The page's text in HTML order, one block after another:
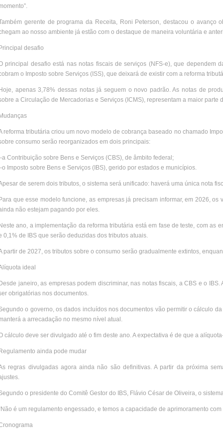
gerente de programa da Receita, Roni Peterson, destacou o avanço
ao nosso ambiente já estão com o destaque de maneira voluntária e
desafio
principal desafio está nas notas fiscais de serviços (NFS-e), que dependem
o Imposto sobre Serviços (ISS), que deixará de existir com a reforma
apenas 3,78% dessas notas já seguem o novo padrão. As notas de
a Circulação de Mercadorias e Serviços (ICMS), representam a maior parte
reforma tributária criou um novo modelo de cobrança baseado no chamado
consumo serão reorganizados em dois principais:
Contribuição sobre Bens e Serviços (CBS), de âmbito federal;
Imposto sobre Bens e Serviços (IBS), gerido por estados e municípios.
de serem dois tributos, o sistema será unificado: haverá uma única nota
que esse modelo funcione, as empresas já precisam informar, em 2026,
não estejam pagando por eles.
ano, a implementação da reforma tributária está em fase de teste, com as
0,1% de IBS que serão deduzidas dos tributos atuais.
partir de 2027, os tributos sobre o consumo serão gradualmente extintos,
ideal
janeiro, as empresas podem discriminar, nas notas fiscais, a CBS e o
obrigatórias nos documentos.
o governo, os dados incluídos nos documentos vão permitir o cálculo
a arrecadação no mesmo nível atual.
cálculo deve ser divulgado até o fim deste ano. A expectativa é de que a
ainda pode mudar
regras divulgadas agora ainda não são definitivas. A partir da próxima
o presidente do Comitê Gestor do IBS, Flávio César de Oliveira, o
é um regulamento engessado, e temos a capacidade de aprimoramento